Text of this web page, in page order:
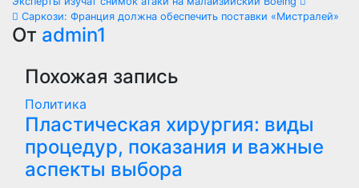
Навигация
по
записям
Саркози: Франция должна обеспечить поставки «Мистралей»
От admin1
Похожая запись
Политика
Пластическая хирургия: виды
процедур, показания и важные
аспекты выбора